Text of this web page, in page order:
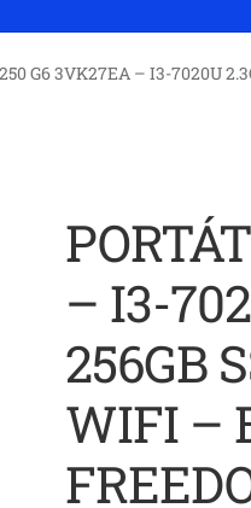
G6 3VK27EA – I3-7020U
– I3-
256GB
WIFI –